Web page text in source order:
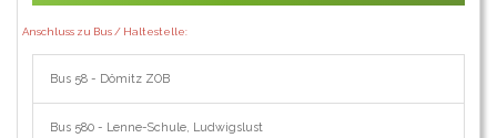
Anschluss zu Bus / Haltestelle:
Bus 58 - Dömitz ZOB
Bus 580 - Lenne-Schule, Ludwigslust